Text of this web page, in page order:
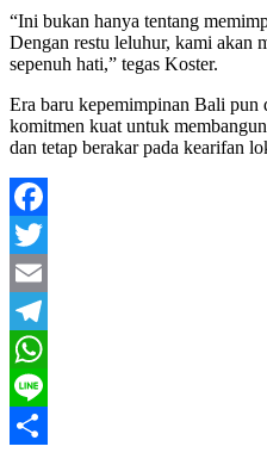
“Ini bukan hanya tentang
Dengan restu leluhur, kami akan
sepenuh hati,” tegas Koster.
Era baru kepemimpinan Bali pun
komitmen kuat untuk
dan tetap berakar pada kearifan
Facebook
Twitter
Email
Telegram
WhatsApp
Line